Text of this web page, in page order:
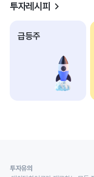
투자레시피
급등주
투자유의